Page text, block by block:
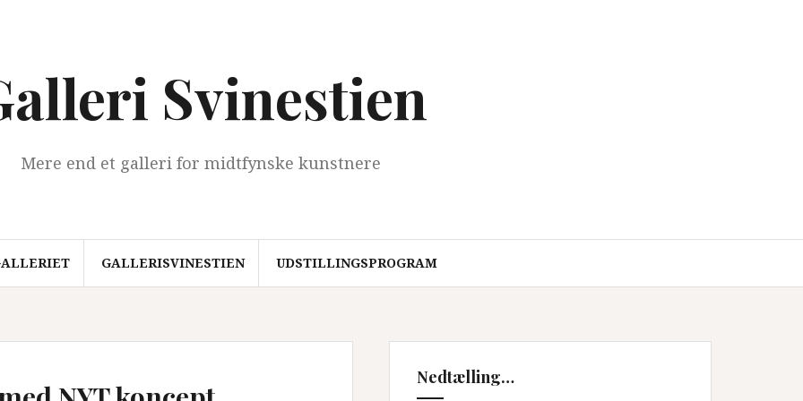
Svinestien
Mere end et galleri for midtfynske kunstnere
GALLERISVINESTIEN UDSTILLINGSPROGRAM
Nedtælling…